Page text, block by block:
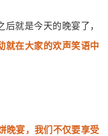
就是今天的晚宴了，
就在大家的欢声笑语中
晚宴，我们不仅要享受